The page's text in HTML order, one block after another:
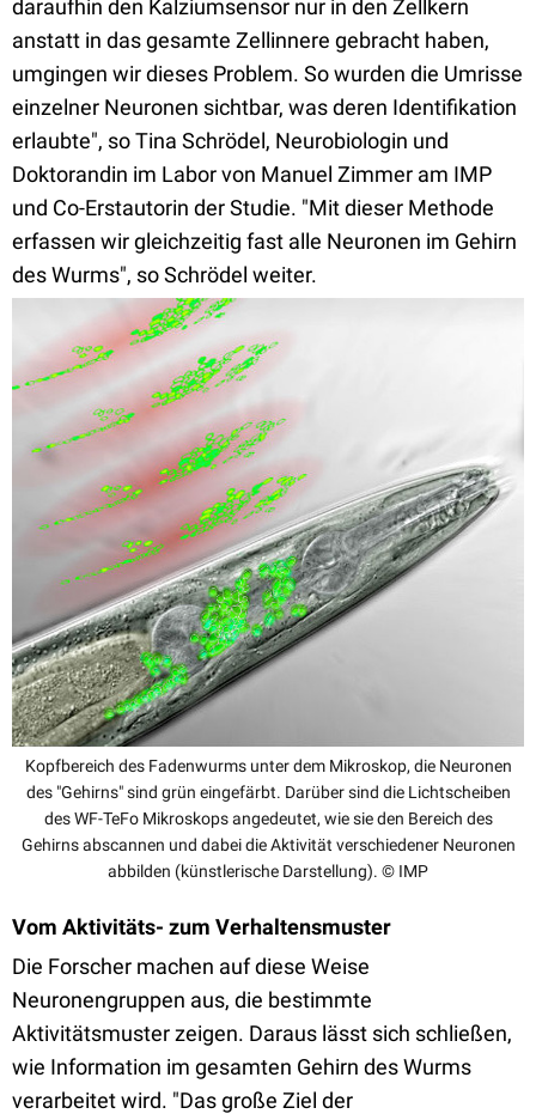
daraufhin den Kalziumsensor nur in den Zellkern
anstatt in das gesamte Zellinnere gebracht haben,
umgingen wir dieses Problem. So wurden die Umrisse
einzelner Neuronen sichtbar, was deren Identifikation
erlaubte", so Tina Schrödel, Neurobiologin und
Doktorandin im Labor von Manuel Zimmer am IMP
und Co-Erstautorin der Studie. "Mit dieser Methode
erfassen wir gleichzeitig fast alle Neuronen im Gehirn
des Wurms", so Schrödel weiter.
Kopfbereich des Fadenwurms unter dem Mikroskop, die Neuronen
des "Gehirns" sind grün eingefärbt. Darüber sind die Lichtscheiben
des WF-TeFo Mikroskops angedeutet, wie sie den Bereich des
Gehirns abscannen und dabei die Aktivität verschiedener Neuronen
abbilden (künstlerische Darstellung). © IMP
Vom Aktivitäts- zum Verhaltensmuster
Die Forscher machen auf diese Weise
Neuronengruppen aus, die bestimmte
Aktivitätsmuster zeigen. Daraus lässt sich schließen,
wie Information im gesamten Gehirn des Wurms
verarbeitet wird. "Das große Ziel der